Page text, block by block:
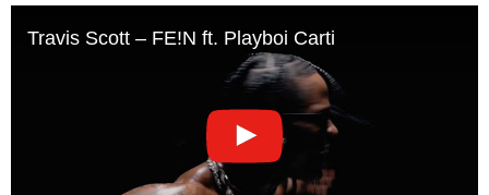
Travis Scott – FE!N ft. Playboi Carti